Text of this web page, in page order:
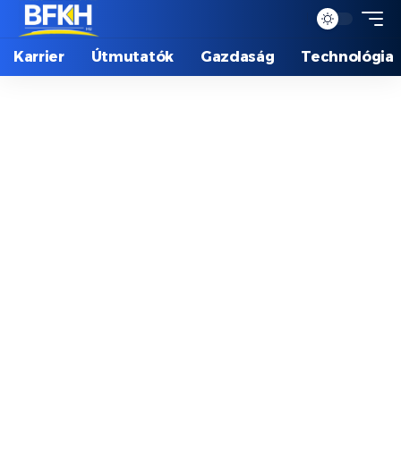
Karrier Útmutatók Gazdaság Technológia